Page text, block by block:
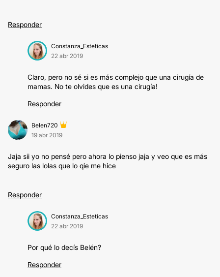
Responder
Constanza_Esteticas
22 abr 2019
Claro, pero no sé si es más complejo que una cirugía de
mamas. No te olvides que es una cirugía!
Responder
Belen720
19 abr 2019
Jaja sii yo no pensé pero ahora lo pienso jaja y veo que es más
seguro las lolas que lo qie me hice
Responder
Constanza_Esteticas
22 abr 2019
Por qué lo decís Belén?
Responder